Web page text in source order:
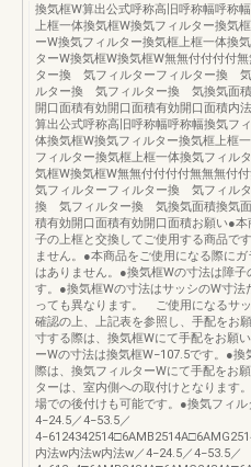
換気框W算出公式呼称高旧呼称幅呼称
上框一体換気框W換気フィルター換気
ーW換気フィルター換気框上框一体換
ターW換気框W換気框W無無付付付付
ター換 気フィルターフィルター換
ルター換 気フィルター換 気換気面積
開口面積有効開口面積有効開口面積内
算出公式呼称高旧呼称幅呼称幅換気フ
体換気框W換気フィルター換気框上框
フィルター換気框上框一体換気フィル
気框W換気框W無無付付付付無無無
気フィルターフィルター換 気フィル
換 気フィルター換 気換気面積換気面
積有効開口面積有効開口面積お願い●
子の上框と交換してご使用する商品で
ません。●本商品をご使用になる際に
はありません。●換気框Wの寸法は障子
す。●換気框Wの寸法はサッシのW寸法
っても異なります。 ご使用になるサ
確認の上、上記表を参照し、手配をお
寸する際は、換気框Wにて手配をお願
ーWの寸法は換気框W−107.5です。●換
際は、換気フィルターWにて手配をお
ターは、室内側への取付けとなります
場での後付けも可能です。●換気フィル
4−24.5／4−53.5／
内法w内法w内法w／4−24.5／4−53.5／